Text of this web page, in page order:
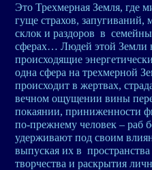
Это Трехмерная Земля, где
гуще страхов, запугиваний,
склок и раздоров в
сферах… Людей этой Земли
происходящие
одна сфера на трехмерной
происходит в жертвах,
вечном ощущении вины
покаянии, приниженности
по-прежнему человек – раб
удерживают под своим
выпуская их в
творчества и раскрытия